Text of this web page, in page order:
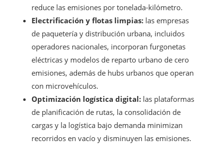
reduce las emisiones por tonelada-kilómetro.
Electrificación y flotas limpias: las empresas
de paquetería y distribución urbana, incluidos
operadores nacionales, incorporan furgonetas
eléctricas y modelos de reparto urbano de cero
emisiones, además de hubs urbanos que operan
con microvehículos.
Optimización logística digital: las plataformas
de planificación de rutas, la consolidación de
cargas y la logística bajo demanda minimizan
recorridos en vacío y disminuyen las emisiones.